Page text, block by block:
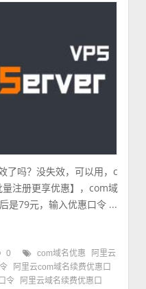
了吗？没失效，可以用，c
注册更享优惠】，com域
是79元，输入优惠口令 ...
0 com域名优惠
阿里云
阿里云com域名续费优惠口
令
阿里云域名续费优惠口